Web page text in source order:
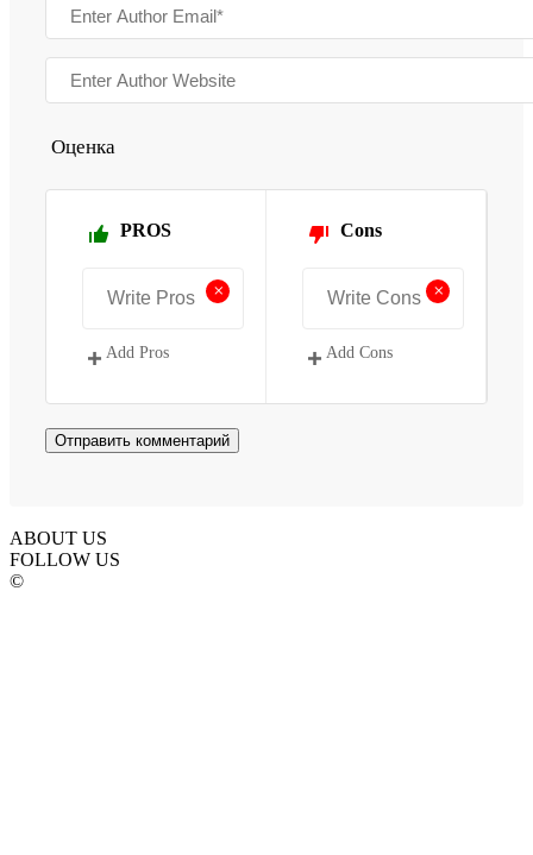
Оценка
PROS
+
Add Pros
Cons
+
Add Cons
ABOUT US
FOLLOW US
©